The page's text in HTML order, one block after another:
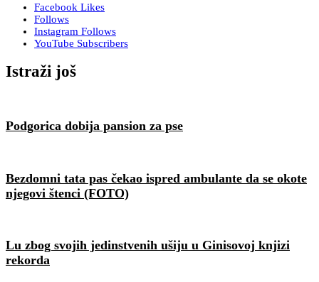
Facebook Likes
Follows
Instagram Follows
YouTube Subscribers
Istraži još
Podgorica dobija pansion za pse
Bezdomni tata pas čekao ispred ambulante da se okote
njegovi štenci (FOTO)
Lu zbog svojih jedinstvenih ušiju u Ginisovoj knjizi
rekorda